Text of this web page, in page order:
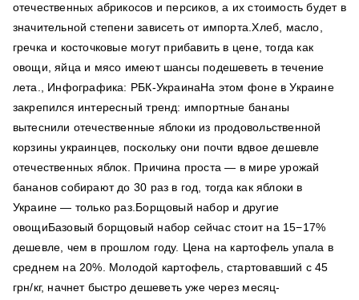
отечественных абрикосов и персиков, а их стоимость будет в
значительной степени зависеть от импорта.Хлеб, масло,
гречка и косточковые могут прибавить в цене, тогда как
овощи, яйца и мясо имеют шансы подешеветь в течение
лета., Инфографика: РБК-УкраинаНа этом фоне в Украине
закрепился интересный тренд: импортные бананы
вытеснили отечественные яблоки из продовольственной
корзины украинцев, поскольку они почти вдвое дешевле
отечественных яблок. Причина проста — в мире урожай
бананов собирают до 30 раз в год, тогда как яблоки в
Украине — только раз.Борщовый набор и другие
овощиБазовый борщовый набор сейчас стоит на 15−17%
дешевле, чем в прошлом году. Цена на картофель упала в
среднем на 20%. Молодой картофель, стартовавший с 45
грн/кг, начнет быстро дешеветь уже через месяц-